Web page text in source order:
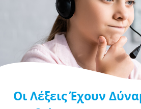
Οι Λέξεις Έχουν